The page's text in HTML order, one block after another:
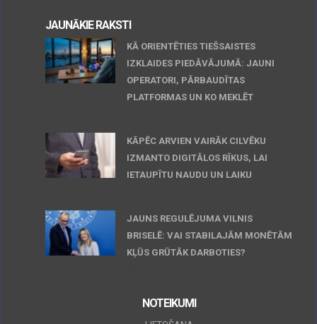
JAUNĀKIE RAKSTI
KĀ ORIENTĒTIES TIEŠSAISTES
IZKLAIDES PIEDĀVĀJUMĀ: JAUNI
OPERATORI, PĀRBAUDĪTAS
PLATFORMAS UN KO MEKLĒT
KĀPĒC ARVIEN VAIRĀK CILVĒKU
IZMANTO DIGITĀLOS RĪKUS, LAI
IETAUPĪTU NAUDU UN LAIKU
JAUNS REGULĒJUMA VILNIS
BRISELĒ: VAI STABILAJĀM MONĒTĀM
KĻŪS GRŪTĀK DARBOTIES?
NOTEIKUMI